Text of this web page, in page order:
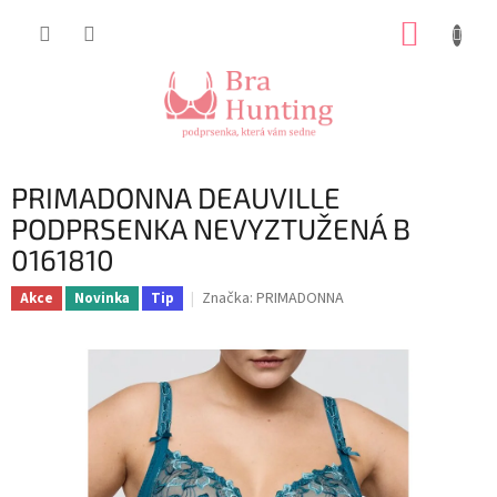
PRIMADONNA DEAUVILLE
PODPRSENKA NEVYZTUŽENÁ B
0161810
Akce Novinka Tip Značka: PRIMADONNA